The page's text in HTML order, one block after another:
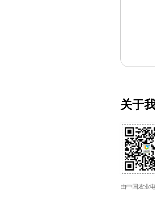
关于
由中国农业